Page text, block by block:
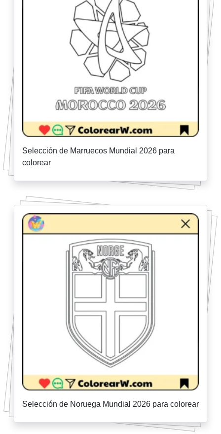
Selección de Marruecos Mundial 2026 para
colorear
Selección de Noruega Mundial 2026 para colorear